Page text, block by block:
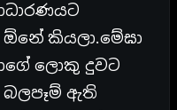
කියලා.මේඝා
ලොකු දුවට
බලපෑම් ඇති